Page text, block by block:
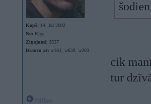
Kopš: 14. Jul 2002
No: Rīga
Ziņojumi: 3537
Braucu ar: w163; w639; w203
cik
tur